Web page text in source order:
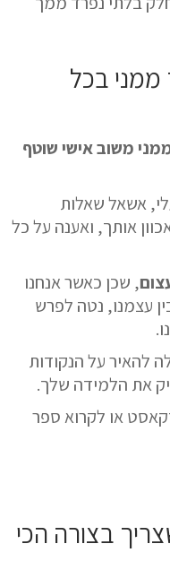
ממני בכל
משוב אישישוטף
אשאלשאלות
אותך, ואענה על כל
, שכן כאשר אנחנו
עצמנו, נטה לפרש
להאיר על הנקודות
את הלמידה שלך.
או לקרוא ספר
בצורה הכי